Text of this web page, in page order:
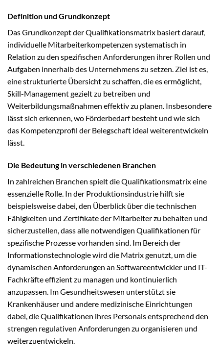
Definition und Grundkonzept
Das Grundkonzept der Qualifikationsmatrix basiert darauf,
individuelle Mitarbeiterkompetenzen systematisch in
Relation zu den spezifischen Anforderungen ihrer Rollen und
Aufgaben innerhalb des Unternehmens zu setzen. Ziel ist es,
eine strukturierte Übersicht zu schaffen, die es ermöglicht,
Skill-Management gezielt zu betreiben und
Weiterbildungsmaßnahmen effektiv zu planen. Insbesondere
lässt sich erkennen, wo Förderbedarf besteht und wie sich
das Kompetenzprofil der Belegschaft ideal weiterentwickeln
lässt.
Die Bedeutung in verschiedenen Branchen
In zahlreichen Branchen spielt die Qualifikationsmatrix eine
essenzielle Rolle. In der Produktionsindustrie hilft sie
beispielsweise dabei, den Überblick über die technischen
Fähigkeiten und Zertifikate der Mitarbeiter zu behalten und
sicherzustellen, dass alle notwendigen Qualifikationen für
spezifische Prozesse vorhanden sind. Im Bereich der
Informationstechnologie wird die Matrix genutzt, um die
dynamischen Anforderungen an Softwareentwickler und IT-
Fachkräfte effizient zu managen und kontinuierlich
anzupassen. Im Gesundheitswesen unterstützt sie
Krankenhäuser und andere medizinische Einrichtungen
dabei, die Qualifikationen ihres Personals entsprechend den
strengen regulativen Anforderungen zu organisieren und
weiterzuentwickeln.